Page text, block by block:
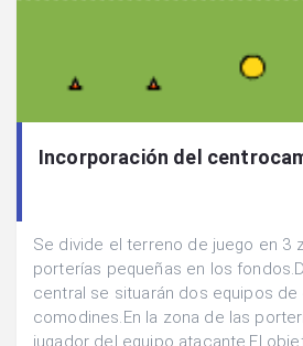
Incorporación del
Se divide el terreno de juego en 3
porterías pequeñas en los
central se situarán dos equipos de
comodines.En la zona de las
jugador del equipo atacante.El